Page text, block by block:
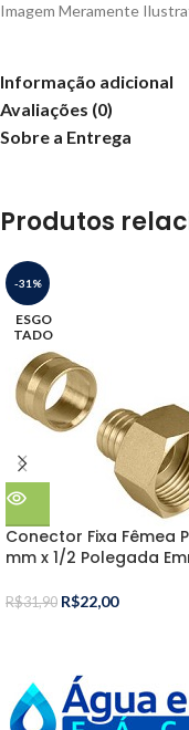
Imagem Meramente
Informação adicional
Avaliações (0)
Sobre a Entrega
Produtos
-31%
ESGO
TADO
Conector Fixa Fêmea
mm x 1/2 Polegada
R$31,90 R$22,00